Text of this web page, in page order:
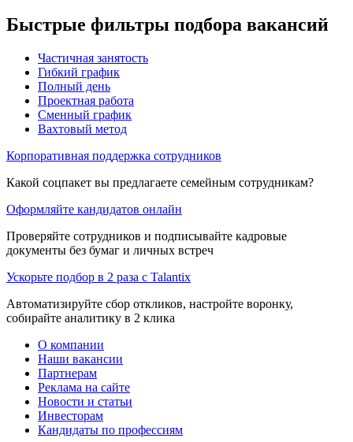
Быстрые фильтры подбора вакансий
Частичная занятость
Гибкий график
Полный день
Проектная работа
Сменный график
Вахтовый метод
Корпоративная поддержка сотрудников
Какой соцпакет вы предлагаете семейным сотрудникам?
Оформляйте кандидатов онлайн
Проверяйте сотрудников и подписывайте кадровые
документы без бумаг и личных встреч
Ускорьте подбор в 2 раза с Talantix
Автоматизируйте сбор откликов, настройте воронку,
собирайте аналитику в 2 клика
О компании
Наши вакансии
Партнерам
Реклама на сайте
Новости и статьи
Инвесторам
Кандидаты по профессиям